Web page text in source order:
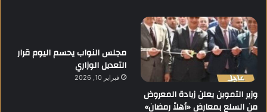
وزير التموين يعلن زيادة المعروض
من السلع بمعارض «أهلاً رمضان»
مجلس النواب يحسم اليوم قرار
التعديل الوزاري
فبراير 10, 2026